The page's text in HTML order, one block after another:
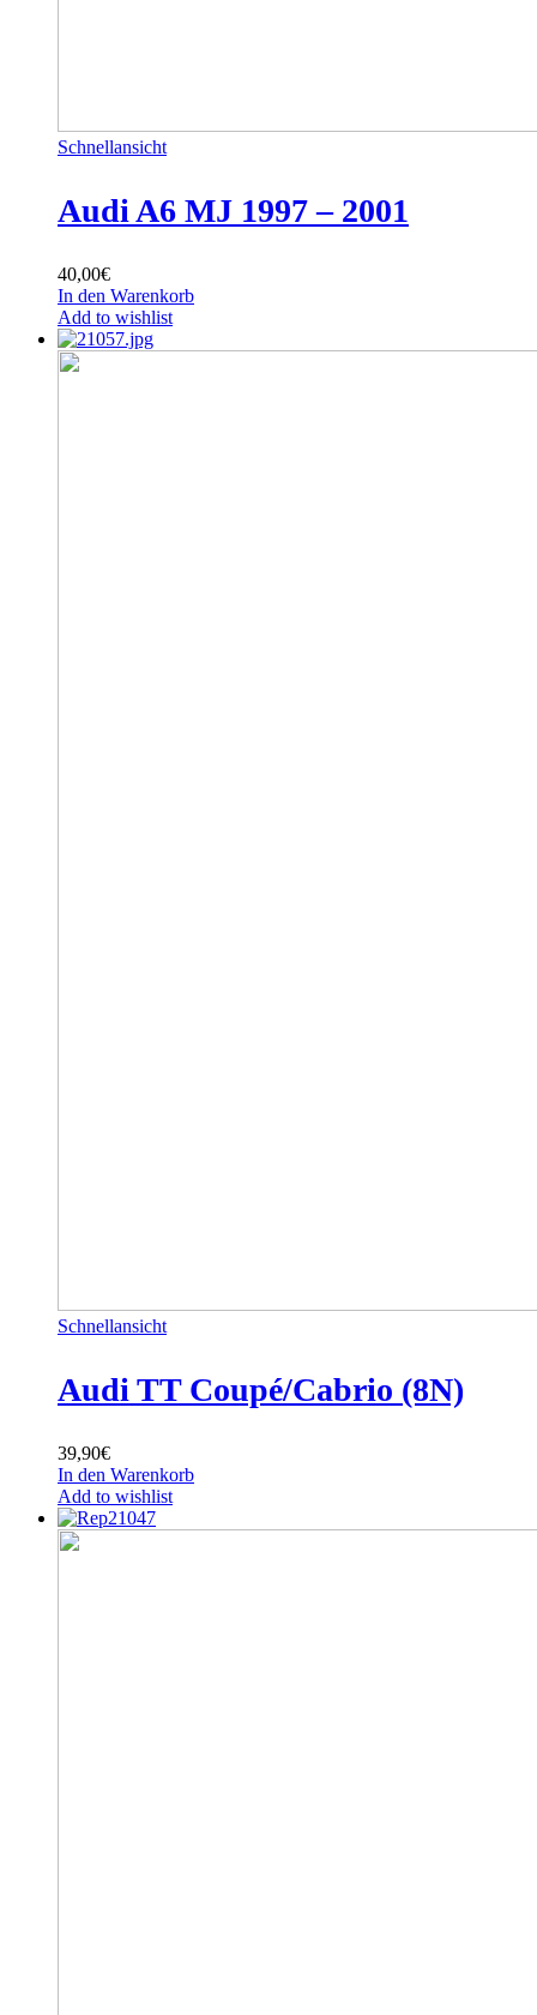
Schnellansicht
Audi A6 MJ 1997 – 2001
40,00€
In den Warenkorb
Add to wishlist
Schnellansicht
Audi TT Coupé/Cabrio (8N)
39,90€
In den Warenkorb
Add to wishlist